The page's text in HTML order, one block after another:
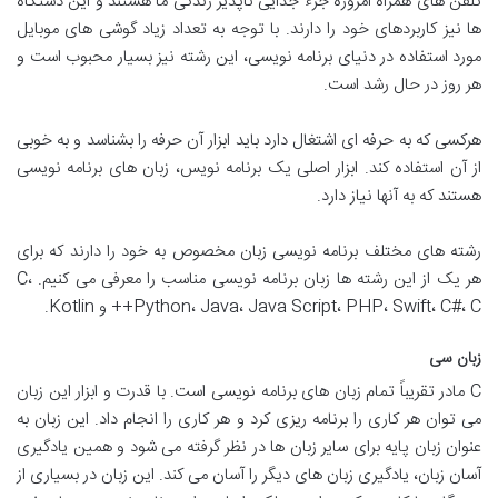
ها نیز کاربردهای خود را دارند. با توجه به تعداد زیاد گوشی های موبایل
مورد استفاده در دنیای برنامه نویسی، این رشته نیز بسیار محبوب است و
هر روز در حال رشد است.
هرکسی که به حرفه ای اشتغال دارد باید ابزار آن حرفه را بشناسد و به خوبی
از آن استفاده کند. ابزار اصلی یک برنامه نویس، زبان های برنامه نویسی
هستند که به آنها نیاز دارد.
رشته های مختلف برنامه نویسی زبان مخصوص به خود را دارند که برای
هر یک از این رشته ها زبان برنامه نویسی مناسب را معرفی می کنیم. C،
Python، Java، Java Script، PHP، Swift، C#، C++ و Kotlin.
زبان سی
C مادر تقریباً تمام زبان های برنامه نویسی است. با قدرت و ابزار این زبان
می توان هر کاری را برنامه ریزی کرد و هر کاری را انجام داد. این زبان به
عنوان زبان پایه برای سایر زبان ها در نظر گرفته می شود و همین یادگیری
آسان زبان، یادگیری زبان های دیگر را آسان می کند. این زبان در بسیاری از